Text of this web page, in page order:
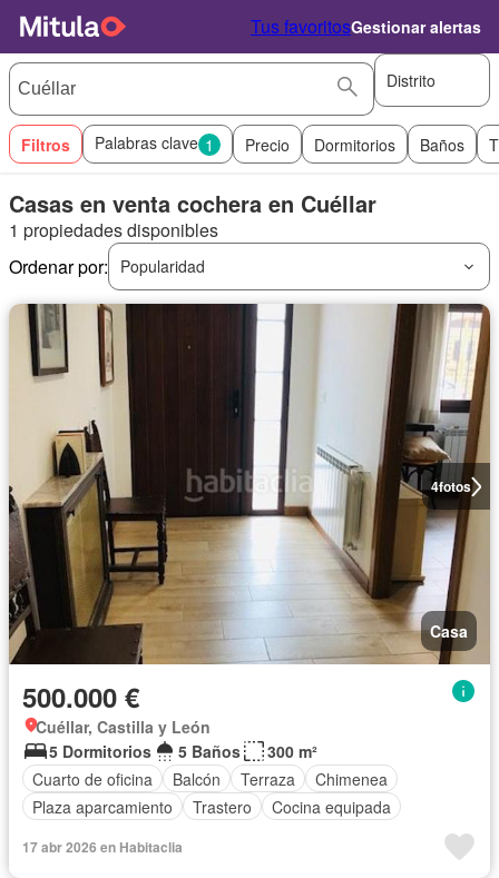
Tus favoritosGestionar alertas
Distrito
Filtros Palabras clave 1 Precio Dormitorios Baños
Casas en venta cochera en Cuéllar
1 propiedades disponibles
Ordenar por:
Popularidad
4fotos
Casa
500.000 €
Cuéllar, Castilla y León
5 Dormitorios
5 Baños
300 m²
Cuarto de oficina
Balcón Terraza
Chimenea
Plaza aparcamiento
Trastero Cocina equipada
17 abr 2026 en Habitaclia